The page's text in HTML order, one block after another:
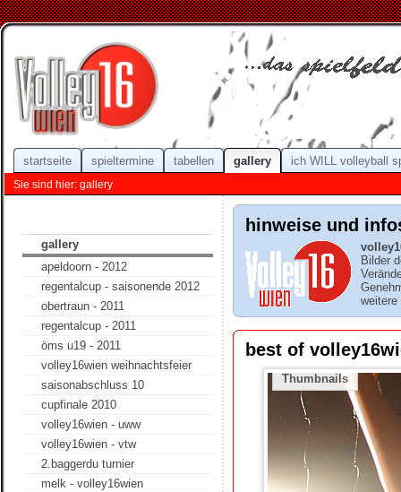
startseite spieltermine tabellen gallery ich WILL volleyball
Sie sind hier: gallery
gallery
apeldoorn - 2012
regentalcup - saisonende 2012
obertraun - 2011
regentalcup - 2011
öms u19 - 2011
volley16wien weihnachtsfeier
saisonabschluss 10
cupfinale 2010
volley16wien - uww
volley16wien - vtw
2.baggerdu turnier
melk - volley16wien
hinweise und
Bilder
best of
Thumbnails